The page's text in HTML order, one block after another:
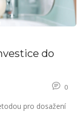
do
0
pro dosažení